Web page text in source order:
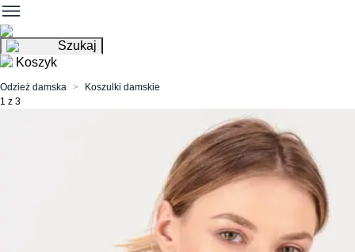
Szukaj
Koszyk
Odzież damska
Koszulki damskie
1 z 3